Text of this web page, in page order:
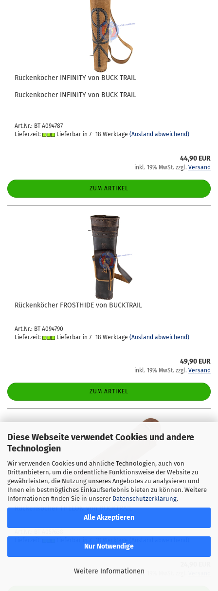
Diese Webseite verwendet Cookies und andere
Technologien
Wir verwenden Cookies und ähnliche Technologien, auch von
Drittanbietern, um die ordentliche Funktionsweise der Website zu
gewährleisten, die Nutzung unseres Angebotes zu analysieren und
Ihnen ein bestmögliches Einkaufserlebnis bieten zu können. Weitere
Informationen finden Sie in unserer Datenschutzerklärung.
Alle Akzeptieren
Nur Notwendige
Weitere Informationen
Rü­cken­kö­cher IN­FI­NI­TY von BUCK TRAIL
Rü­cken­kö­cher IN­FI­NI­TY von BUCK TRAIL
Art.Nr.: BT A094787
Lieferzeit:
Lieferbar in 7- 18 Werktage (Ausland abweichend)
44,90 EUR
inkl. 19% MwSt. zzgl. Versand
ZUM ARTIKEL
Rü­cken­kö­cher FROST­HI­DE von BUCK­TRAIL
Art.Nr.: BT A094790
Lieferzeit:
Lieferbar in 7- 18 Werktage (Ausland abweichend)
49,90 EUR
inkl. 19% MwSt. zzgl. Versand
ZUM ARTIKEL
Rü­cken­kö­cher THE­LON von BUCK­TRAIL
inkl. 19% MwSt. zzgl.